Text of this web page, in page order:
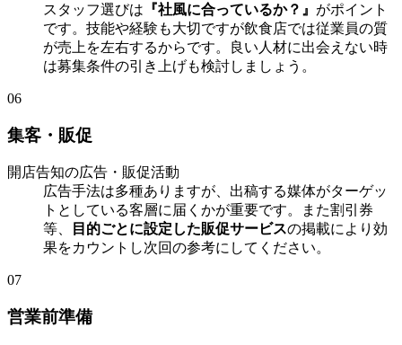
スタッフ選びは 『社風に合っているか？』 がポイント
です。技能や経験も大切ですが飲食店では従業員の質
が売上を左右するからです。良い人材に出会えない時
は募集条件の引き上げも検討しましょう。
06
集客・販促
開店告知の広告・販促活動
広告手法は多種ありますが、出稿する媒体がターゲッ
トとしている客層に届くかが重要です。また割引券
等、
目的ごとに設定した販促サービスの掲載により効
果をカウントし次回の参考にしてください。
07
営業前準備